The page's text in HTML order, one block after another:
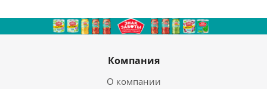
Компания
О компании